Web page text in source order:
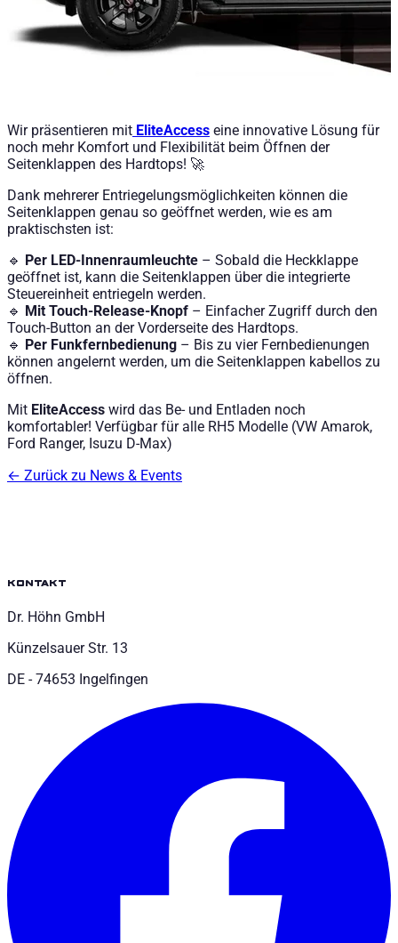
Wir präsentieren mit EliteAccess eine innovative Lösung für
noch mehr Komfort und Flexibilität beim Öffnen der
Seitenklappen des Hardtops! 🚀
Dank mehrerer Entriegelungsmöglichkeiten können die
Seitenklappen genau so geöffnet werden, wie es am
praktischsten ist:
🔹 Per LED-Innenraumleuchte – Sobald die Heckklappe
geöffnet ist, kann die Seitenklappen über die integrierte
Steuereinheit entriegeln werden.
🔹 Mit Touch-Release-Knopf – Einfacher Zugriff durch den
Touch-Button an der Vorderseite des Hardtops.
🔹 Per Funkfernbedienung – Bis zu vier Fernbedienungen
können angelernt werden, um die Seitenklappen kabellos zu
öffnen.
Mit EliteAccess wird das Be- und Entladen noch
komfortabler! Verfügbar für alle RH5 Modelle (VW Amarok,
Ford Ranger, Isuzu D-Max)
← Zurück zu News & Events
kontakt
Dr. Höhn GmbH
Künzelsauer Str. 13
DE - 74653 Ingelfingen